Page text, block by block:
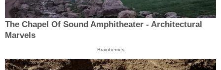
The Chapel Of Sound Amphitheater - Architectural
Marvels
Brainberries